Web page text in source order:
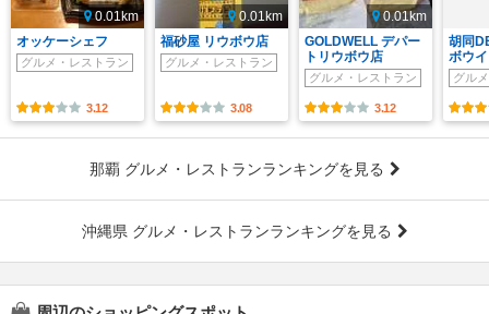
0.01km
オッケーシェフ
グルメ・レストラン
3.12
0.01km
福砂屋 リウボウ店
グルメ・レストラン
3.08
0.01km
GOLDWELL デパー
トリウボウ店
グルメ・レストラン
3.12
胡同
ボウ
グル
那覇 グルメ・レストランランキングを見る
沖縄県 グルメ・レストランランキングを見る